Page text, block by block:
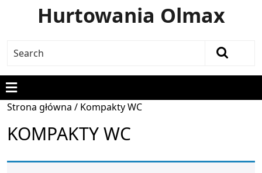
Hurtowania Olmax
Strona główna / Kompakty WC
KOMPAKTY WC